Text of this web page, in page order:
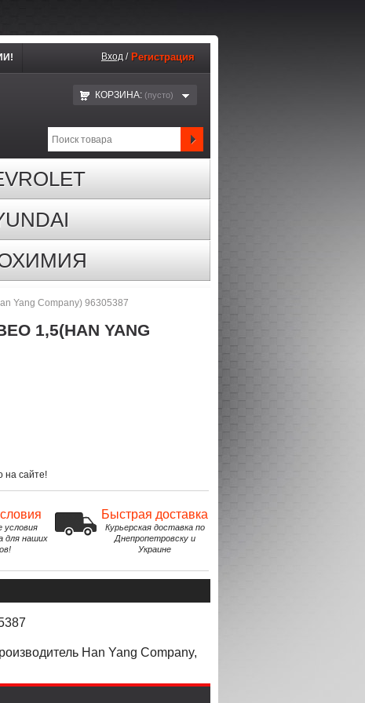
Вход / Регистрация
КОРЗИНА: (пустo)
Yang Company) 96305387
1,5(HAN YANG
на сайте!
для наших
Быстрая доставка
Курьерская доставка по
Днепропетровску и
Украине
Han Yang Company,